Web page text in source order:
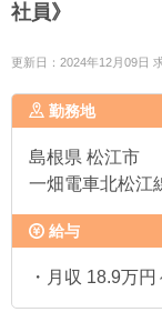
社員》
更新日：2024年12月09日
勤務地
島根県 松江市
一畑電車北松江
給与
・月収 18.9万